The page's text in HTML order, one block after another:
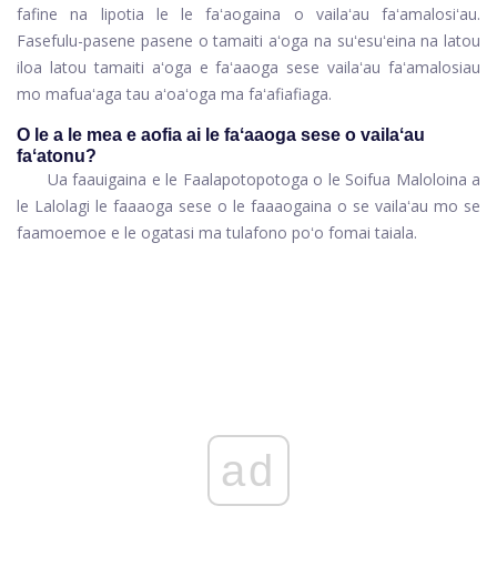
fafine na lipotia le le faʻaogaina o vailaʻau faʻamalosiʻau.
Fasefulu-pasene pasene o tamaiti aʻoga na suʻesuʻeina na latou
iloa latou tamaiti aʻoga e faʻaaoga sese vailaʻau faʻamalosiau
mo mafuaʻaga tau aʻoaʻoga ma faʻafiafiaga.
O le a le mea e aofia ai le faʻaaoga sese o vailaʻau
faʻatonu?
Ua faauigaina e le Faalapotopotoga o le Soifua Maloloina a
le Lalolagi le faaaoga sese o le faaaogaina o se vailaʻau mo se
faamoemoe e le ogatasi ma tulafono poʻo fomai taiala.
ad